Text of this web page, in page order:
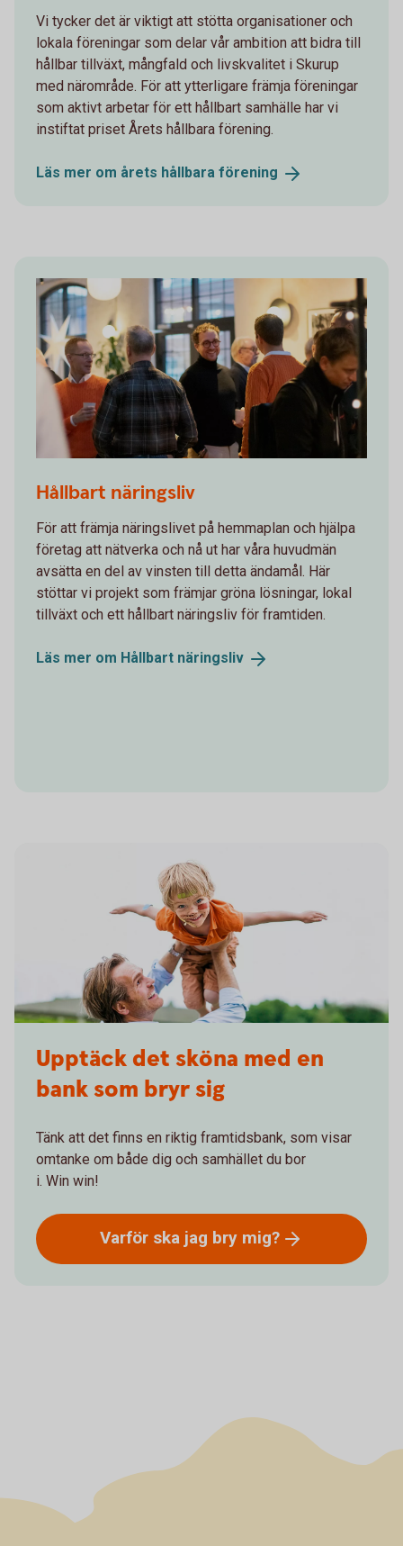
Vi tycker det är viktigt att stötta organisationer och
lokala föreningar som delar vår ambition att bidra till
hållbar tillväxt, mångfald och livskvalitet i Skurup
med närområde. För att ytterligare främja föreningar
som aktivt arbetar för ett hållbart samhälle har vi
instiftat priset Årets hållbara förening.
Läs mer om årets hållbara förening
Hållbart näringsliv
För att främja näringslivet på hemmaplan och hjälpa
företag att nätverka och nå ut har våra huvudmän
avsätta en del av vinsten till detta ändamål. Här
stöttar vi projekt som främjar gröna lösningar, lokal
tillväxt och ett hållbart näringsliv för framtiden.
Läs mer om Hållbart näringsliv
Upptäck det sköna med en
bank som bryr sig
Tänk att det finns en riktig framtidsbank, som visar
omtanke om både dig och samhället du bor
i. Win win!
Varför ska jag bry mig?